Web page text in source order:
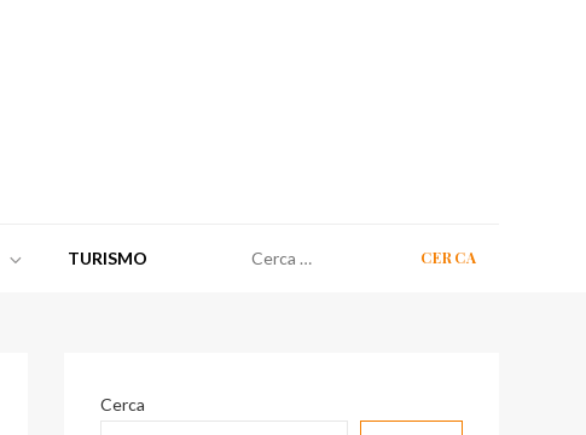
TURISMO
per:
Cerca